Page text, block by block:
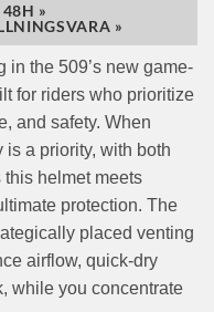
»
»
in the 509’s new game-
for riders who prioritize
and safety. When
a priority, with both
helmet meets
protection. The
placed venting
airflow, quick-dry
while you concentrate